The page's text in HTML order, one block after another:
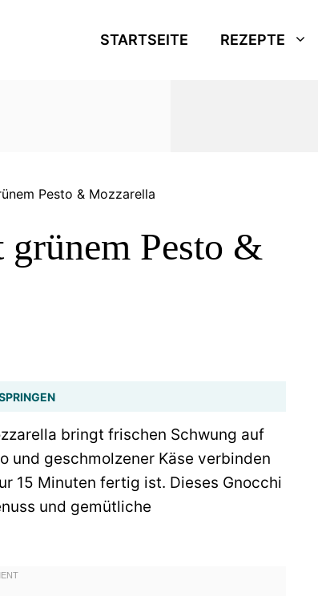
STARTSEITE REZEPTE
Pesto & Mozzarella
Pesto &
bringt frischen Schwung auf
und geschmolzener Käse verbinden
15 Minuten fertig ist. Dieses Gnocchi
und gemütliche